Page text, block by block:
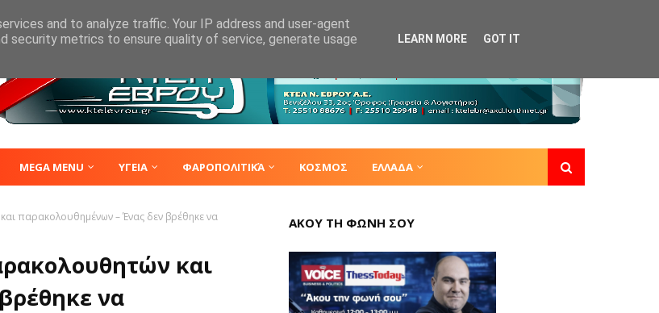
MEGA MENU ΥΓΕΙΑ ΦΑΡΟΠΟΛΙΤΙΚΆ ΚΟΣΜΟΣ ΕΛΛΑΔΑ
παρακολουθημένων – Ένας δεν βρέθηκε να
και
να
ΑΚΟΥ ΤΗ ΦΩΝΗ ΣΟΥ
and to analyze traffic. Your IP address and user-agent
security metrics to ensure quality of service, generate usage
LEARN MORE GOT IT